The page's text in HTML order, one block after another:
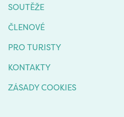
SOUTĚŽE
ČLENOVÉ
PRO TURISTY
KONTAKTY
ZÁSADY COOKIES